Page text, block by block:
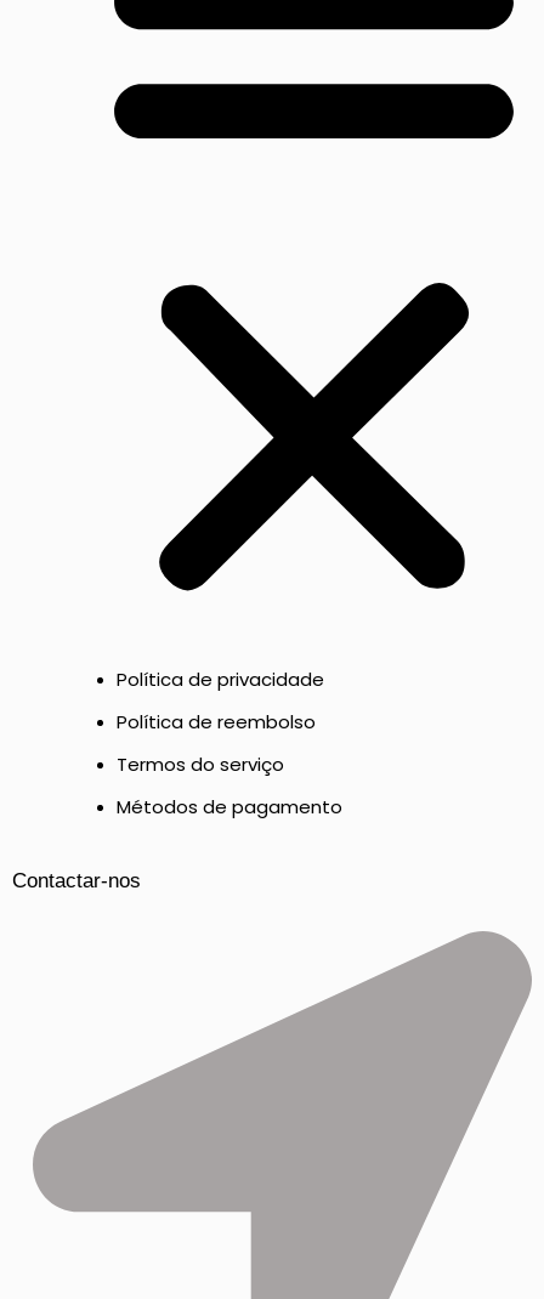
Política de privacidade
Política de reembolso
Termos do serviço
Métodos de pagamento
Contactar-nos